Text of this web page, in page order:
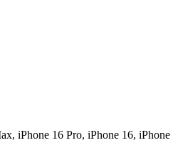
iPhone 16 Pro, iPhone 16,